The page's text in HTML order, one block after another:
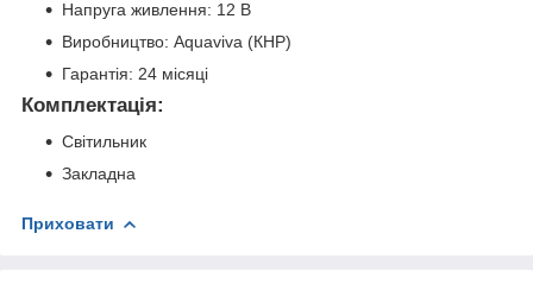
Напруга живлення: 12 В
Виробництво: Aquaviva (КНР)
Гарантія: 24 місяці
Комплектація:
Світильник
Закладна
Приховати